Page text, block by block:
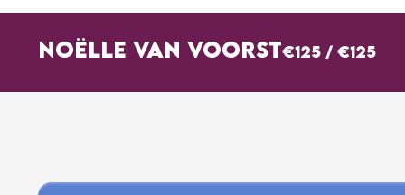
NOËLLE VAN VOORST€125 / €125